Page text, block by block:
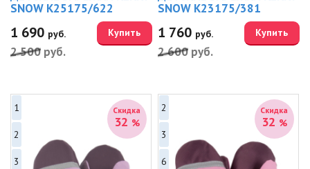
SNOW K25175/622
1 690 руб.
2 500 руб.
Купить
SNOW K23175/381
1 760 руб.
2 600 руб.
Купить
Скидка
32 %
1
2
3
Скидка
32 %
2
3
6